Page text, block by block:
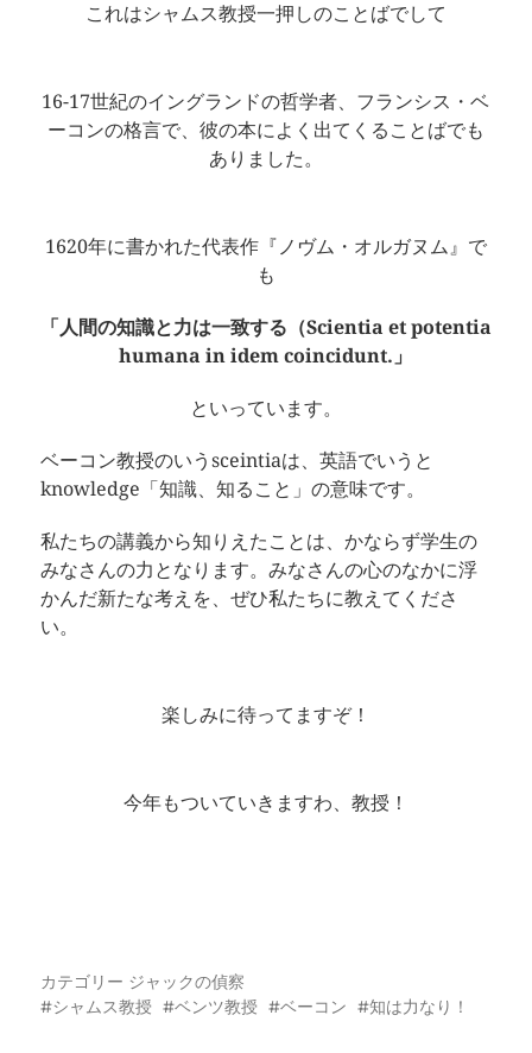
これはシャムス教授一押しのことばでして
16-17世紀のイングランドの哲学者、フランシス・ベ
ーコンの格言で、彼の本によく出てくることばでも
ありました。
1620年に書かれた代表作『ノヴム・オルガヌム』で
も
「人間の知識と力は一致する（Scientia et potentia
humana in idem coincidunt.」
といっています。
ベーコン教授のいうsceintiaは、英語でいうと
knowledge「知識、知ること」の意味です。
私たちの講義から知りえたことは、かならず学生の
みなさんの力となります。みなさんの心のなかに浮
かんだ新たな考えを、ぜひ私たちに教えてくださ
い。
楽しみに待ってますぞ！
今年もついていきますわ、教授！
カテゴリー ジャックの偵察
シャムス教授
ベンツ教授 ベーコン 知は力なり！